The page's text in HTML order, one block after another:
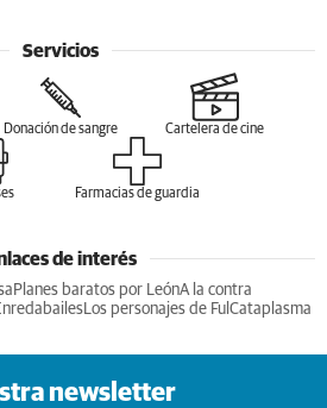
Servicios
Donación de sangre Cartelera de cine
Farmacias de guardia
de interés
Planes baratos por LeónA la contra
Los personajes de Ful Cataplasma
newsletter